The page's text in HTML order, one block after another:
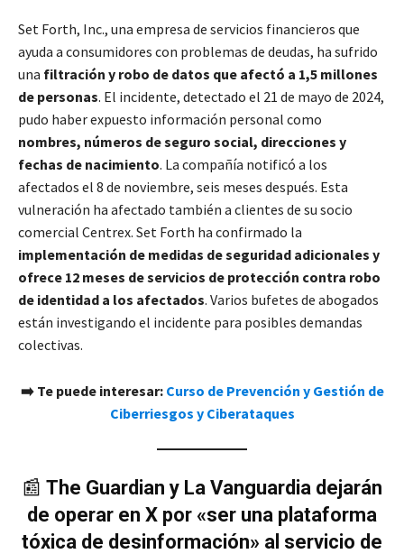
Set Forth, Inc., una empresa de servicios financieros que
ayuda a consumidores con problemas de deudas, ha sufrido
una filtración y robo de datos que afectó a 1,5 millones
de personas. El incidente, detectado el 21 de mayo de 2024,
pudo haber expuesto información personal como
nombres, números de seguro social, direcciones y
fechas de nacimiento. La compañía notificó a los
afectados el 8 de noviembre, seis meses después. Esta
vulneración ha afectado también a clientes de su socio
comercial Centrex. Set Forth ha confirmado la
implementación de medidas de seguridad adicionales y
ofrece 12 meses de servicios de protección contra robo
de identidad a los afectados. Varios bufetes de abogados
están investigando el incidente para posibles demandas
colectivas.
➡️ Te puede interesar:Curso de Prevención y Gestión de
Ciberriesgos y Ciberataques
📰 The Guardian y La Vanguardia dejarán
de operar en X por «ser una plataforma
tóxica de desinformación» al servicio de